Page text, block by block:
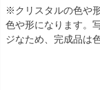
※クリスタルの色や
色や形になります。
ジなため、完成品は